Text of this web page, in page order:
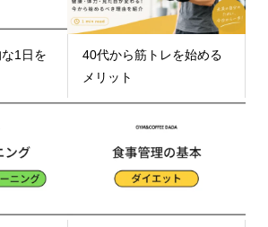
な1日を
40代から筋トレを始める
メリット